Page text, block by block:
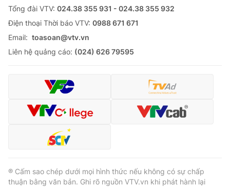
Tổng đài VTV: 024.38 355 931 - 024.38 355 932
Ðiện thoại Thời báo VTV: 0988 671 671
Email: toasoan@vtv.vn
Liên hệ quảng cáo: (024) 626 79595
® Cấm sao chép dưới mọi hình thức nếu không có sự chấp
thuận bằng văn bản. Ghi rõ nguồn VTV.vn khi phát hành lại